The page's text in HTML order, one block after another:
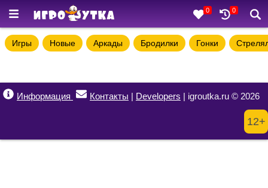
0 0
Игры Новые Аркады Бродилки Гонки
Информация Контакты | Developers | igroutka.ru © 2026
12+